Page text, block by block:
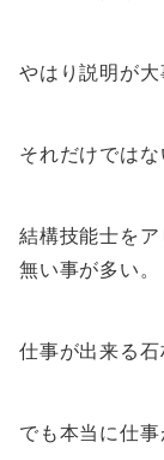
やはり説明が
それだけではな
結構技能士を
無い事が多い。
仕事が出来る石
でも本当に仕事